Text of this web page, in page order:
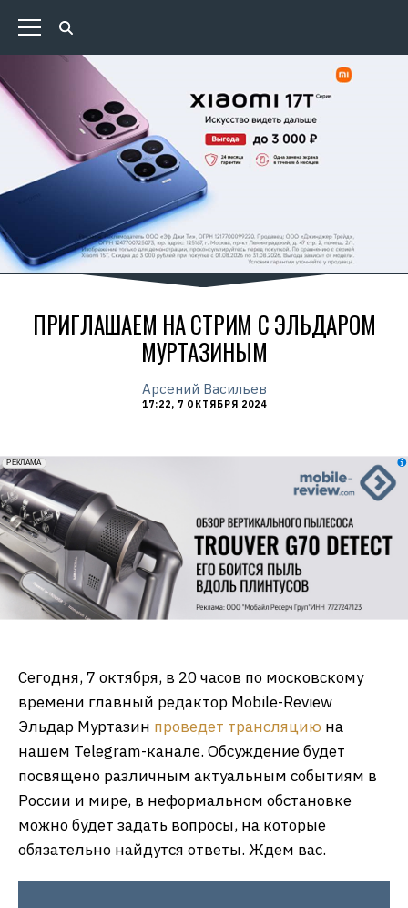
ПРИГЛАШАЕМ НА СТРИМ С ЭЛЬДАРОМ
МУРТАЗИНЫМ
Арсений Васильев
17:22, 7 ОКТЯБРЯ 2024
erid: 2VfnxxmNzs5
РЕКЛАМА
Сегодня, 7 октября, в 20 часов по московскому
времени главный редактор Mobile-Review
Эльдар Муртазин проведет трансляцию на
нашем Telegram-канале. Обсуждение будет
посвящено различным актуальным событиям в
России и мире, в неформальном обстановке
можно будет задать вопросы, на которые
обязательно найдутся ответы. Ждем вас.